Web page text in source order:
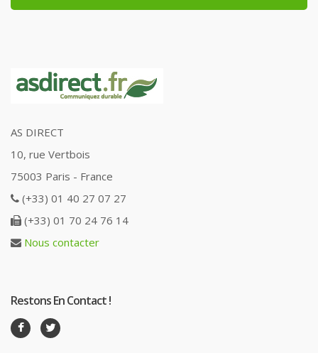
AS DIRECT
10, rue Vertbois
75003 Paris - France
(+33) 01 40 27 07 27
(+33) 01 70 24 76 14
Nous contacter
Restons En Contact !